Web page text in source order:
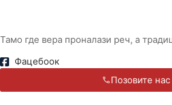
Тамо где вера проналази реч, а
Фацебоок
Позовите нас